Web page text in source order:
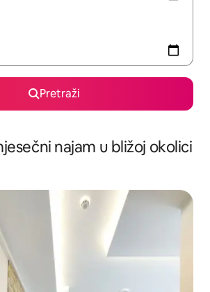
Pretraži
najam u bližoj okolici